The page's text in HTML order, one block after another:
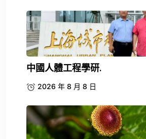
中國人體工程學研.
2026 年 8 月 8 日